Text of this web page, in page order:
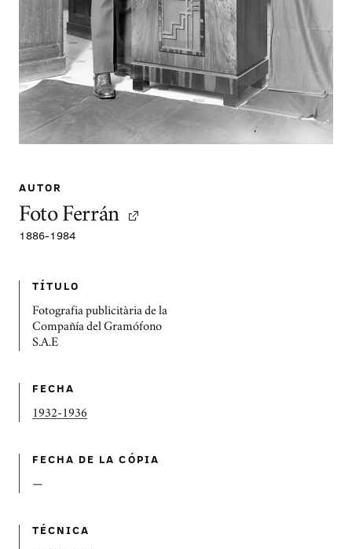
AUTOR
Foto Ferrán
1886-1984
TÍTULO
Fotografia publicitària de la
Compañía del Gramófono
S.A.E
FECHA
1932-1936
FECHA DE LA CÓPIA
—
TÉCNICA